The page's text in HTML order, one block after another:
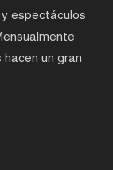
espectáculos
un gran